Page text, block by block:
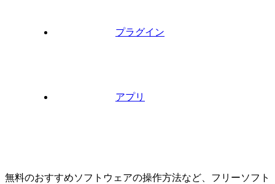
プラグイン
アプリ
無料のおすすめソフトウェアの操作方法など、フリーソフト